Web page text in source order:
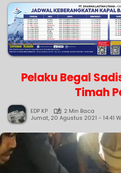
Pelaku Begal
Timah
EDP KP
2 Min Baca
Jumat, 20 Agustus 2021 - 14:41